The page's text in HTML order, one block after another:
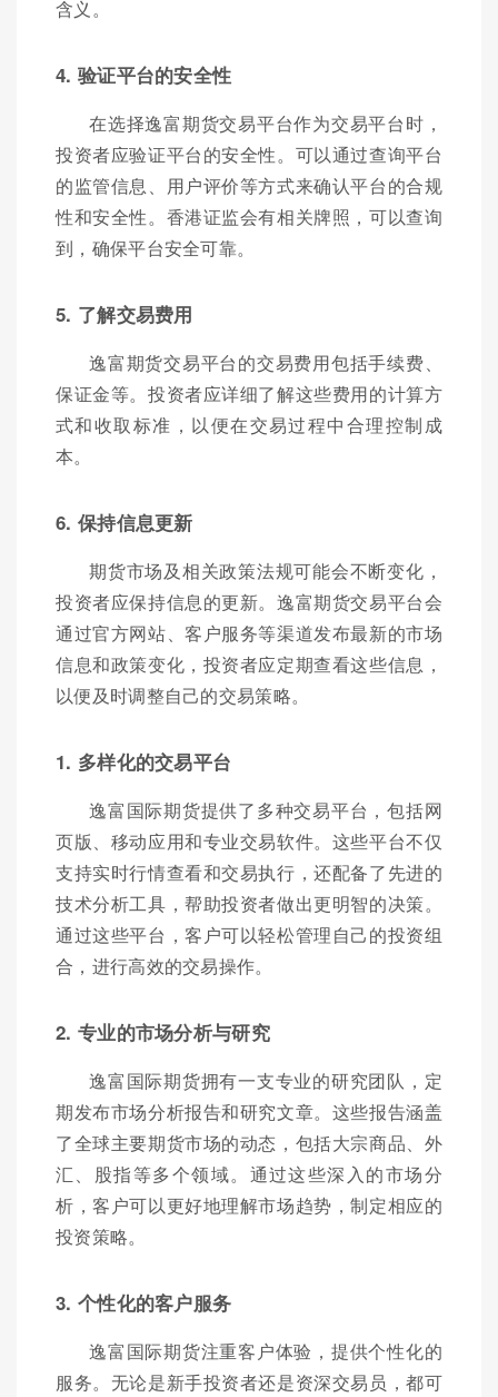
含义。
4. 验证平台的安全性
在选择逸富期货交易平台作为交易平台时，
投资者应验证平台的安全性。可以通过查询平台
的监管信息、用户评价等方式来确认平台的合规
性和安全性。香港证监会有相关牌照，可以查询
到，确保平台安全可靠。
5. 了解交易费用
逸富期货交易平台的交易费用包括手续费、
保证金等。投资者应详细了解这些费用的计算方
式和收取标准，以便在交易过程中合理控制成
本。
6. 保持信息更新
期货市场及相关政策法规可能会不断变化，
投资者应保持信息的更新。逸富期货交易平台会
通过官方网站、客户服务等渠道发布最新的市场
信息和政策变化，投资者应定期查看这些信息，
以便及时调整自己的交易策略。
1. 多样化的交易平台
逸富国际期货提供了多种交易平台，包括网
页版、移动应用和专业交易软件。这些平台不仅
支持实时行情查看和交易执行，还配备了先进的
技术分析工具，帮助投资者做出更明智的决策。
通过这些平台，客户可以轻松管理自己的投资组
合，进行高效的交易操作。
2. 专业的市场分析与研究
逸富国际期货拥有一支专业的研究团队，定
期发布市场分析报告和研究文章。这些报告涵盖
了全球主要期货市场的动态，包括大宗商品、外
汇、股指等多个领域。通过这些深入的市场分
析，客户可以更好地理解市场趋势，制定相应的
投资策略。
3. 个性化的客户服务
逸富国际期货注重客户体验，提供个性化的
服务。无论是新手投资者还是资深交易员，都可